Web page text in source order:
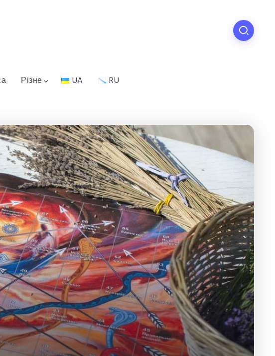
Різне UA RU